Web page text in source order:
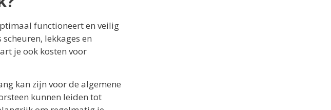
functioneert en veilig
lekkages en
je ook kosten voor
kan zijn voor de algemene
kunnen leiden tot